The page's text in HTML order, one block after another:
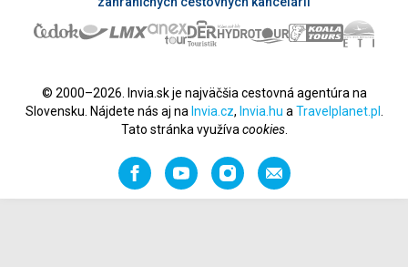
© 2000–2026. Invia.sk je najväčšia cestovná agentúra na
Slovensku. Nájdete nás aj na Invia.cz, Invia.hu a Travelplanet.pl
Tato stránka využíva cookies.
FacebookYouTubeInstagramOdporučiť